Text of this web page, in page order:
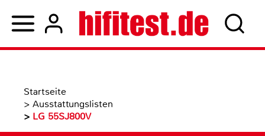
Startseite
> Ausstattungslisten
> LG 55SJ800V